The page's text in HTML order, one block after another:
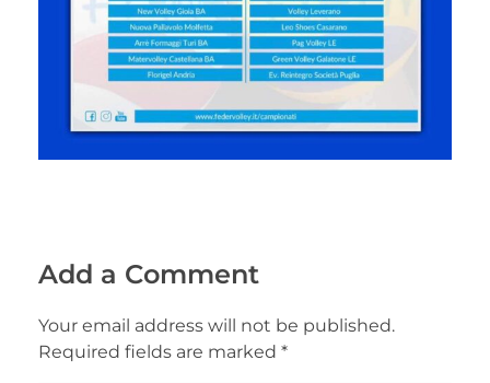
Add a Comment
Your email address will not be published.
Required fields are marked *